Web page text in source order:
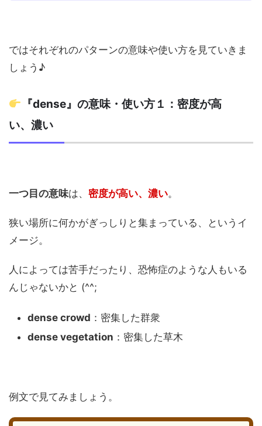
ではそれぞれのパターンの意味や使い方を見ていきま
しょう♪
『dense』の意味・使い方１：密度が高
い、濃い
一つ目の意味は、 密度が高い、濃い。
狭い場所に何かがぎっしりと集まっている、というイ
メージ。
人によっては苦手だったり、恐怖症のような人もいる
んじゃないかと (^^;
dense crowd ：密集した群衆
dense vegetation ：密集した草木
例文で見てみましょう。